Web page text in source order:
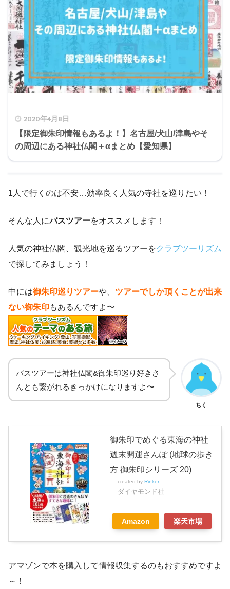
2020年4月8日
【限定御朱印情報もあるよ！】名古屋/犬山/津島やそ
の周辺にある神社仏閣＋αまとめ【愛知県】
1人で行くのは不安…効率良く人気の寺社を巡りたい！
そんな人にバスツアーをオススメします！
人気の神社仏閣、観光地を巡るツアーをクラブツーリズム
で探してみましょう！
中には御朱印巡りツアーや、 ツアーでしか頂くことが出来
ない御朱印もあるんですよ〜
バスツアーは神社仏閣&御朱印巡り好きさ
んとも繋がれるきっかけになりますよ〜
ちく
御朱印でめぐる東海の神社
週末開運さんぽ (地球の歩き
方 御朱印シリーズ 20)
created by Rinker
ダイヤモンド社
Amazon 楽天市場
アマゾンで本を購入して情報収集するのもおすすめですよ
～！